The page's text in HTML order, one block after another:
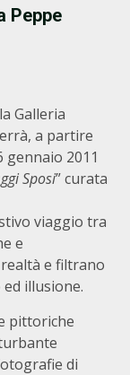
Peppe
Galleria
a partire
2011
Sposi” curata
viaggio tra
e
e filtrano
illusione.
pittoriche
di